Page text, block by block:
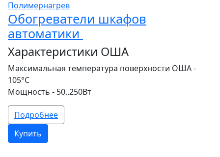
Обогреватели шкафов
автоматики
Характеристики ОША
Максимальная температура поверхности ОША -
105°С
Мощность - 50..250Вт
Подробнее
Купить